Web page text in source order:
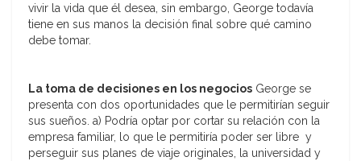
vivir la vida que él desea, sin embargo, George todavía
tiene en sus manos la decisión final sobre qué camino
debe tomar.
La toma de decisiones en los negocios George se
presenta con dos oportunidades que le permitirían seguir
sus sueños. a) Podría optar por cortar su relación con la
empresa familiar, lo que le permitiría poder ser libre y
perseguir sus planes de viaje originales, la universidad y